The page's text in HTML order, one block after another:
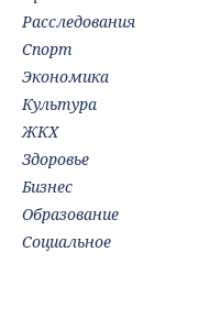
Расследования
Спорт
Экономика
Культура
ЖКХ
Здоровье
Бизнес
Образование
Социальное